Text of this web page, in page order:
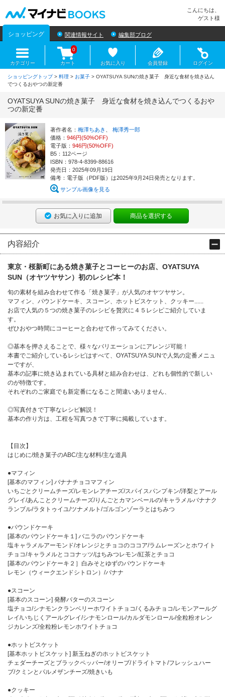
こんにちは、
ゲスト様
ショッピング 関連情報サイト 編集部ブログ
カテゴリー カート
0
お気に入り 会員登録 ログイン
ショッピングトップ> 料理 > お菓子 > OYATSUYA SUNの焼き菓子 身近な食材を焼き込ん
でつくるおやつの新定番
OYATSUYA SUNの焼き菓子 身近な食材を焼き込んでつくるおや
つの新定番
著作者名： 梅澤ちあき
梅澤秀一郎
価格： 946円(50%OFF)
電子版： 946円(50%OFF)
B5：112ページ
ISBN：978-4-8399-88616
発売日：2025年09月19日
備考：電子版（PDF版）は2025年9月24日発売となります。
サンプル画像を見る
お気に入りに追加 商品を選択する
内容紹介
東京・桜新町にある焼き菓子とコーヒーのお店、OYATSUYA
SUN（オヤツヤサン）初のレシピ本！
旬の素材を組み合わせて作る「焼き菓子」が人気のオヤツヤサン。
マフィン、パウンドケーキ、スコーン、ホットビスケット、クッキー......
お店で人気の５つの焼き菓子のレシピを贅沢に４５レシピご紹介していま
す。
ぜひおやつ時間にコーヒーと合わせて作ってみてください。
◎基本を押さえることで、様々なバリエーションにアレンジ可能！
本書でご紹介しているレシピはすべて、OYATSUYA SUNで人気の定番メニュ
ーですが、
基本の記事に焼き込まれている具材と組み合わせは、どれも個性的で新しい
のが特徴です。
それぞれのご家庭でも新定番になること間違いありません、
◎写真付きで丁寧なレシピ解説！
基本の作り方は、工程を写真つきで丁寧に掲載しています。
【目次】
はじめに/焼き菓子のABC/主な材料/主な道具
●マフィン
[基本のマフィン] バナナチョコマフィン
いちごとクリームチーズ/レモンレアチーズ/スパイスパンプキン/洋梨とアール
グレイ/あんことクリームチーズ/りんごとカマンベールの/キャラメルバナナク
ランブル/ラタトゥイユ/ツナメルト/ゴルゴンゾーラとはちみつ
●パウンドケーキ
[基本のパウンドケーキ１] バニラのパウンドケーキ
塩キャラメルアーモンド/オレンジとチョコのココア/ラムレーズンとホワイト
チョコ/キャラメルとココナッツ/はちみつレモン/紅茶とチョコ
[基本のパウンドケーキ２］白みそとゆずのパウンドケーキ
レモン（ウィークエンドシトロン）/バナナ
●スコーン
[基本のスコーン] 発酵バターのスコーン
塩チョコ/シナモンクランベリーホワイトチョコ/くるみチョコ/レモンアールグ
レイ/いちじくアールグレイ/シナモンロール/カルダモンロール/全粒粉オレン
ジカレンズ/全粒粉レモンホワイトチョコ
●ホットビスケット
[基本ホットビスケット] 新玉ねぎのホットビスケット
チェダーチーズとブラックペッパー/オリーブ/ドライトマト/フレッシュハー
ブ/クミンとパルメザンチーズ/焼きいも
●クッキー